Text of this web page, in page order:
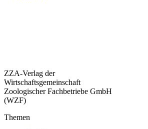
ZZA-Verlag der
Wirtschaftsgemeinschaft
Zoologischer Fachbetriebe GmbH
(WZF)
Themen